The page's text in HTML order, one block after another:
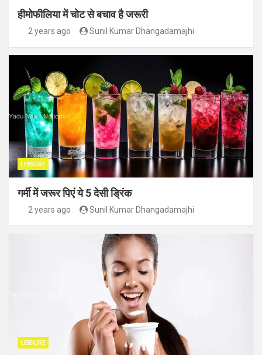
हीमोफीलिया में चोट से बचाव है जरूरी
2 years ago Sunil Kumar Dhangadamajhi
LEISURE
गर्मी में जरूर पिएं ये 5 देसी ड्रिंक
2 years ago Sunil Kumar Dhangadamajhi
LEISURE